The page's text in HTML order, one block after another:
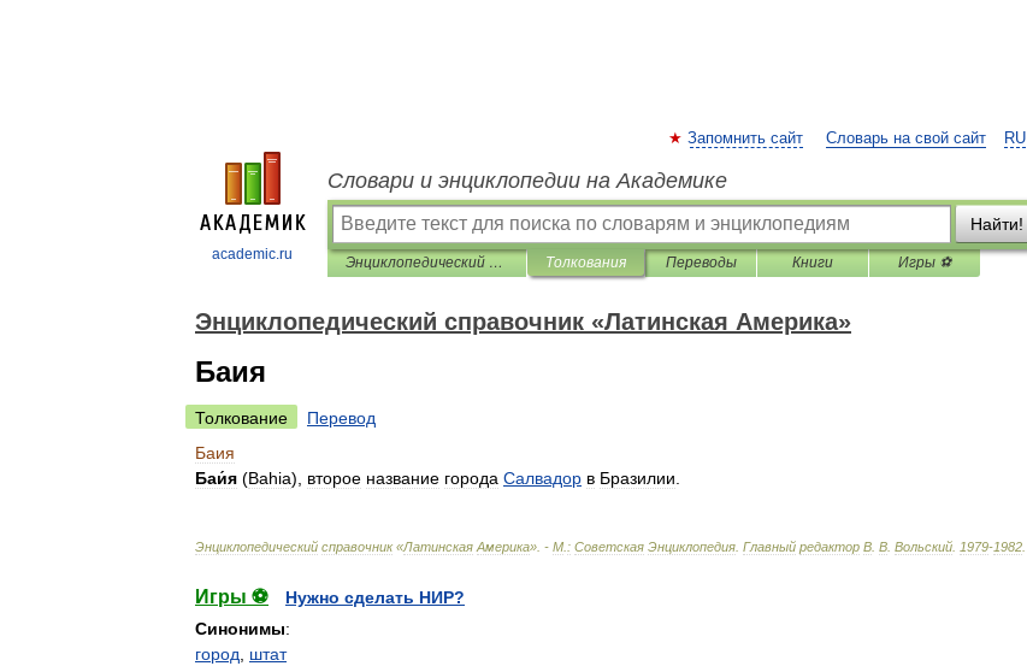
academic.ru
RU
Запомнить сайт Словарь на свой сайт
Словари и энциклопедии на Академике
Найти!
Энциклопедический справочник «Латинская Америка» Толкования Переводы Книги Игры ⚽
Энциклопедический справочник «Латинская Америка»
Баия
Толкование
Перевод
Баия
Баи́я (Bahia), второе название города Салвадор в Бразилии
Энциклопедический справочник«Латинская Америка». - М : Советская Энциклопедия Главный редактор В В Вольский 1979-1982
Игры ⚽
Нужно сделать НИР?
Синонимы:
город
штат